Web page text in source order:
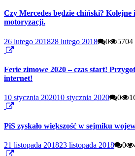
Czy Mercedes będzie chiński? Kolejne
motoryzacji.
26 lutego 201828 lutego 2018 0 5704
Ferie zimowe 2020 – czas start!
internet!
10 stycznia 202010 stycznia 2020 0
PiS zyskało większość w sejmiku
21 listopada 201823 listopada 2018 0